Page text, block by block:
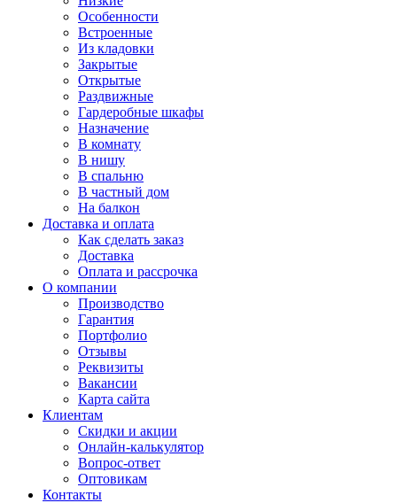
Особенности
Встроенные
Из кладовки
Закрытые
Открытые
Раздвижные
Гардеробные шкафы
Назначение
В комнату
В нишу
В спальню
В частный дом
На балкон
Доставка и оплата
Как сделать заказ
Доставка
Оплата и рассрочка
О компании
Производство
Гарантия
Портфолио
Отзывы
Реквизиты
Вакансии
Карта сайта
Клиентам
Скидки и акции
Онлайн-калькулятор
Вопрос-ответ
Оптовикам
Контакты